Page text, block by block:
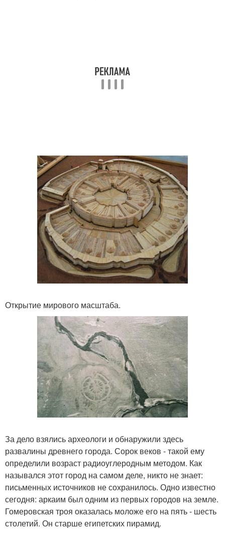
Открытие мирового масштаба.
За дело взялись археологи и обнаружили здесь
развалины древнего города. Сорок веков - такой ему
определили возраст радиоуглеродным методом. Как
назывался этот город на самом деле, никто не знает:
письменных источников не сохранилось. Одно известно
сегодня: аркаим был одним из первых городов на земле.
Гомеровская троя оказалась моложе его на пять - шесть
столетий. Он старше египетских пирамид.